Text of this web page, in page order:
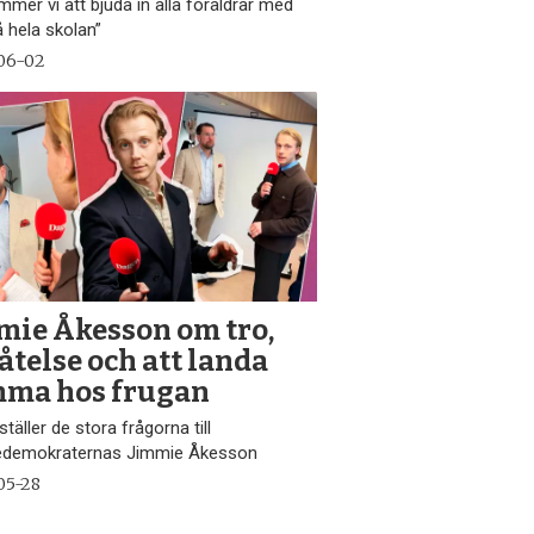
vi att bjuda in alla föräldrar med
hela skolan”
02
Åkesson om tro,
och att landa
hos frugan
de stora frågorna till
Jimmie Åkesson
28